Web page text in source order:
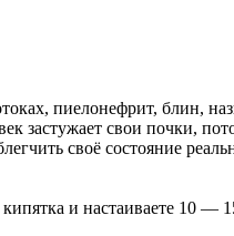
пиелонефрит, блин,
застужает свои почки,
своё состояние
кипятка и настаиваете 10 —